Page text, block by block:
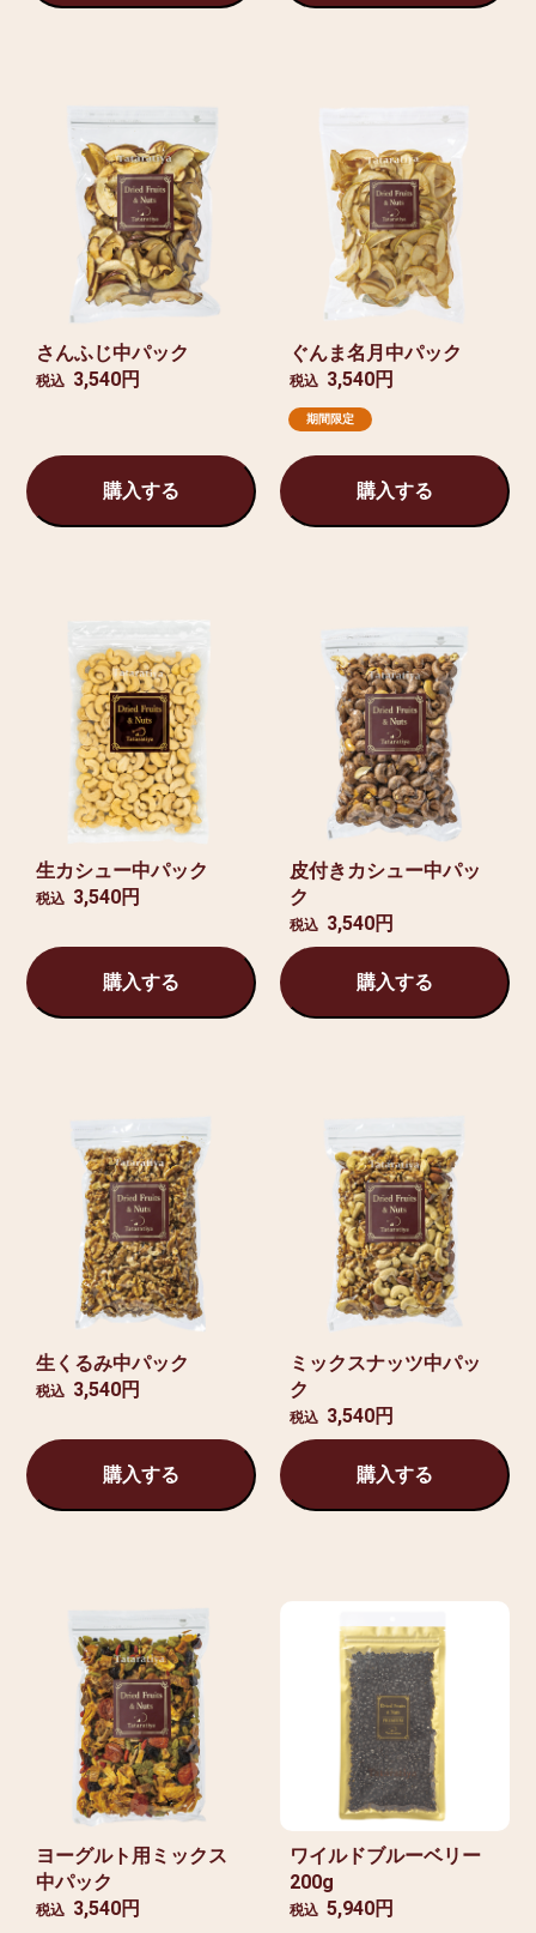
さんふじ中パック
税込 3,540円
購入する
ぐんま名月中パック
税込 3,540円
期間限定
購入する
生カシュー中パック
税込 3,540円
購入する
皮付きカシュー中パッ
ク
税込 3,540円
購入する
生くるみ中パック
税込 3,540円
購入する
ミックスナッツ中パッ
ク
税込 3,540円
購入する
ヨーグルト用ミックス
中パック
税込 3,540円
ワイルドブルーベリー
200g
税込 5,940円